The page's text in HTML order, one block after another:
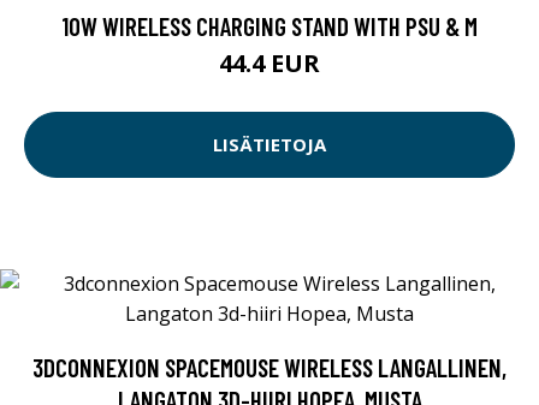
10W WIRELESS CHARGING STAND WITH PSU & M
44.4 EUR
LISÄTIETOJA
3DCONNEXION SPACEMOUSE WIRELESS LANGALLINEN,